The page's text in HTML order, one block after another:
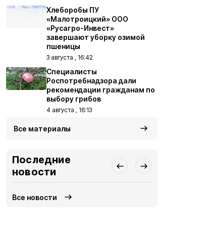
Хлеборобы ПУ
«Малотроицкий» ООО
«Русагро-Инвест»
завершают уборку озимой
пшеницы
3 августа , 16:42
Специалисты
Роспотребнадзора дали
рекомендации гражданам по
выбору грибов
4 августа , 16:13
Все материалы
Последние
новости
Все новости